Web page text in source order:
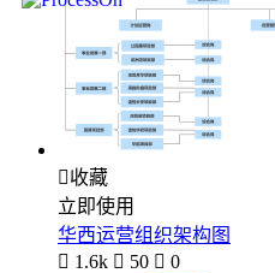
收藏
立即使用
华西运营组织架构图
 1.6k  50  0